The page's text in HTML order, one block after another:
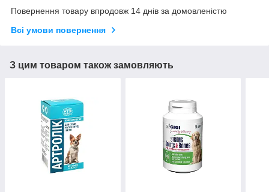
Повернення товару впродовж 14 днів за домовленістю
Всі умови повернення
З цим товаром також замовляють